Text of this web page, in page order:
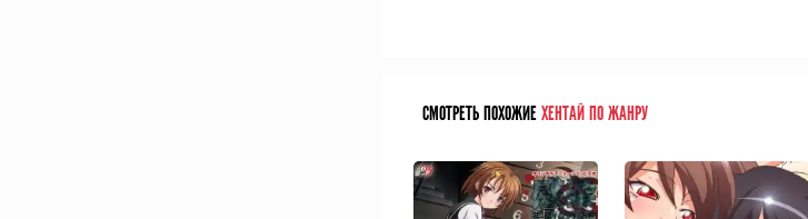
СМОТРЕТЬ ПОХОЖИЕХЕНТАЙ ПО ЖАНРУ